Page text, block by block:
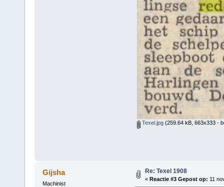
Texel.jpg(259.64 kB, 663x333 -
Gijsha
Machinist
Re: Texel 1908
« Reactie #3 Gepost op: 11